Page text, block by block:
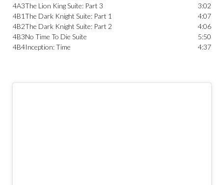
4A3The Lion King Suite: Part 3
3:02
4B1The Dark Knight Suite: Part 1
4:07
4B2The Dark Knight Suite: Part 2
4:06
4B3No Time To Die Suite
5:50
4B4Inception: Time 4:37